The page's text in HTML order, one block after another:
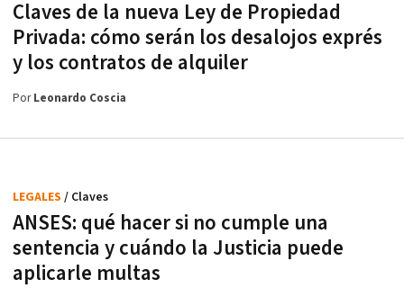
Claves de la nueva Ley de Propiedad
Privada: cómo serán los desalojos exprés
y los contratos de alquiler
PorLeonardo Coscia
ANSES: qué hacer si no cumple una
sentencia y cuándo la Justicia puede
aplicarle multas
LEGALES / Claves